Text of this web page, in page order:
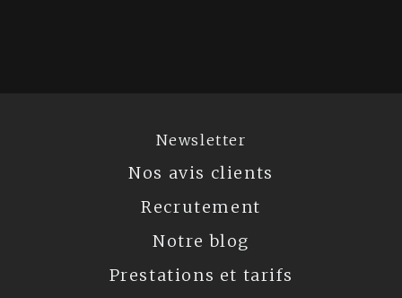
Newsletter
Nos avis clients
Recrutement
Notre blog
Prestations et tarifs